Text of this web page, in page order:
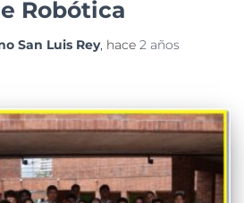
Robótica
San Luis Rey, hace 2 años